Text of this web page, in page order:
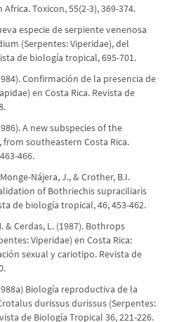
Toxicon, 55(2-3), 369-374.
especie de serpiente venenosa
(Serpentes: Viperidae), del
de biología tropical, 695-701.
Confirmación de la presencia de
en Costa Rica. Revista de
A new subspecies of the
southeastern Costa Rica.
466.
Nájera, J., & Crother, B.I.
of Bothriechis supraciliaris
de biología tropical, 46, 453-462.
& Cerdas, L. (1987). Bothrops
Viperidae) en Costa Rica:
sexual y cariotipo. Revista de
Biología reproductiva de la
durissus durissus (Serpentes:
de Biología Tropical 36, 221-226.